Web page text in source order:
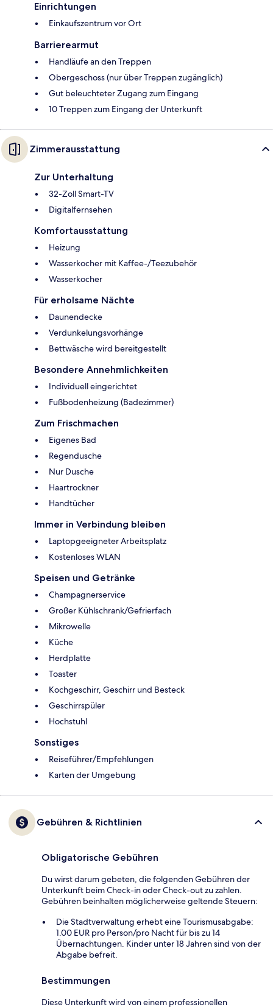
Einrichtungen
Einkaufszentrum vor Ort
Barrierearmut
Handläufe an den Treppen
Obergeschoss (nur über Treppen zugänglich)
Gut beleuchteter Zugang zum Eingang
10 Treppen zum Eingang der Unterkunft
Zimmerausstattung
Zur Unterhaltung
32-Zoll Smart-TV
Digitalfernsehen
Komfortausstattung
Heizung
Wasserkocher mit Kaffee-/Teezubehör
Wasserkocher
Für erholsame Nächte
Daunendecke
Verdunkelungsvorhänge
Bettwäsche wird bereitgestellt
Besondere Annehmlichkeiten
Individuell eingerichtet
Fußbodenheizung (Badezimmer)
Zum Frischmachen
Eigenes Bad
Regendusche
Nur Dusche
Haartrockner
Handtücher
Immer in Verbindung bleiben
Laptopgeeigneter Arbeitsplatz
Kostenloses WLAN
Speisen und Getränke
Champagnerservice
Großer Kühlschrank/Gefrierfach
Mikrowelle
Küche
Herdplatte
Toaster
Kochgeschirr, Geschirr und Besteck
Geschirrspüler
Hochstuhl
Sonstiges
Reiseführer/Empfehlungen
Karten der Umgebung
Gebühren & Richtlinien
Obligatorische Gebühren
Du wirst darum gebeten, die folgenden Gebühren der
Unterkunft beim Check-in oder Check-out zu zahlen.
Gebühren beinhalten möglicherweise geltende Steuern:
Die Stadtverwaltung erhebt eine Tourismusabgabe:
1.00 EUR pro Person/pro Nacht für bis zu 14
Übernachtungen. Kinder unter 18 Jahren sind von der
Abgabe befreit.
Bestimmungen
Diese Unterkunft wird von einem professionellen